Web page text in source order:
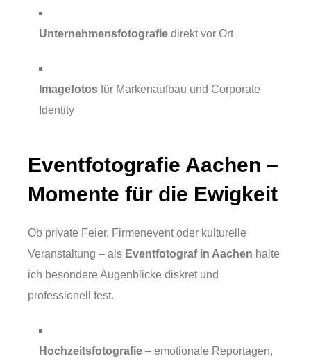
Unternehmensfotografie direkt vor Ort
Imagefotos für Markenaufbau und Corporate
Identity
Eventfotografie Aachen –
Momente für die Ewigkeit
Ob private Feier, Firmenevent oder kulturelle
Veranstaltung – als Eventfotograf in Aachen halte
ich besondere Augenblicke diskret und
professionell fest.
Hochzeitsfotografie – emotionale Reportagen,